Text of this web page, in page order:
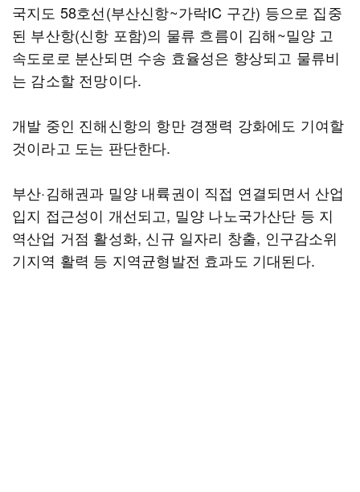
국지도 58호선(부산신항~가락IC 구간) 등으로 집중
된 부산항(신항 포함)의 물류 흐름이 김해~밀양 고
속도로로 분산되면 수송 효율성은 향상되고 물류비
는 감소할 전망이다.
개발 중인 진해신항의 항만 경쟁력 강화에도 기여할
것이라고 도는 판단한다.
부산·김해권과 밀양 내륙권이 직접 연결되면서 산업
입지 접근성이 개선되고, 밀양 나노국가산단 등 지
역산업 거점 활성화, 신규 일자리 창출, 인구감소위
기지역 활력 등 지역균형발전 효과도 기대된다.